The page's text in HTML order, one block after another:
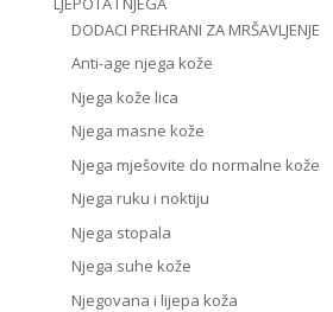
DODACI PREHRANI ZA MRŠAVLJENJE
Anti-age njega kože
Njega kože lica
Njega masne kože
Njega mješovite do normalne kože
Njega ruku i noktiju
Njega stopala
Njega suhe kože
Njegovana i lijepa koža